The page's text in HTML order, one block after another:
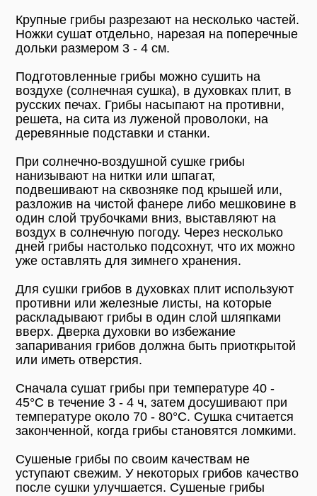
Крупные грибы разрезают на несколько частей.
Ножки сушат отдельно, нарезая на поперечные
дольки размером 3 - 4 см.
Подготовленные грибы можно сушить на
воздухе (солнечная сушка), в духовках плит, в
русских печах. Грибы насыпают на противни,
решета, на сита из луженой проволоки, на
деревянные подставки и станки.
При солнечно-воздушной сушке грибы
нанизывают на нитки или шпагат,
подвешивают на сквозняке под крышей или,
разложив на чистой фанере либо мешковине в
один слой трубочками вниз, выставляют на
воздух в солнечную погоду. Через несколько
дней грибы настолько подсохнут, что их можно
уже оставлять для зимнего хранения.
Для сушки грибов в духовках плит используют
противни или железные листы, на которые
раскладывают грибы в один слой шляпками
вверх. Дверка духовки во избежание
запаривания грибов должна быть приоткрытой
или иметь отверстия.
Сначала сушат грибы при температуре 40 -
45°С в течение 3 - 4 ч, затем досушивают при
температуре около 70 - 80°С. Сушка считается
законченной, когда грибы становятся ломкими.
Сушеные грибы по своим качествам не
уступают свежим. У некоторых грибов качество
после сушки улучшается. Сушеные грибы